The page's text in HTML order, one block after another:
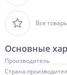
Все
Основные
Производитель
Страна